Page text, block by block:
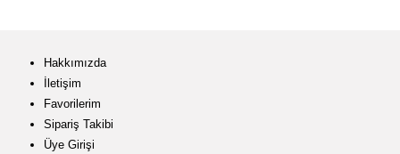
Hakkımızda
İletişim
Favorilerim
Sipariş Takibi
Üye Girişi